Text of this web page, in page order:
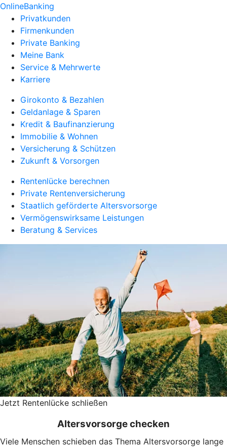
OnlineBanking
Privatkunden
Firmenkunden
Private Banking
Meine Bank
Service & Mehrwerte
Karriere
Girokonto & Bezahlen
Geldanlage & Sparen
Kredit & Baufinanzierung
Immobilie & Wohnen
Versicherung & Schützen
Zukunft & Vorsorgen
Rentenlücke berechnen
Private Rentenversicherung
Staatlich geförderte Altersvorsorge
Vermögenswirksame Leistungen
Beratung & Services
Jetzt Rentenlücke schließen
Altersvorsorge checken
Viele Menschen schieben das Thema Altersvorsorge lange